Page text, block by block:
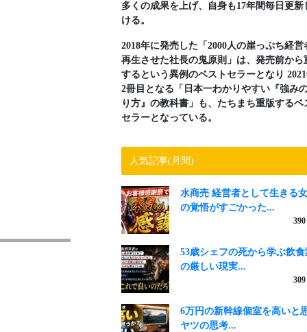
多くの成果を上げ、自身も17年間毎日更新
ける。
2018年に発売した「2000人の崖っぷち経営
再生させた社長の鬼原則」は、発売前から
するという異例のベストセラーとなり
2冊目となる「日本一わかりやすい『強み
り方』の教科書」も、たちまち重版するベ
セラーとなっている。
人気記事(月間)
水商売 経営者として生きる
の覚悟がすごかった...
53歳シェフの死から学ぶ飲食
の厳しい現実...
6万円の新幹線個室を高いと
ヤツの思考...